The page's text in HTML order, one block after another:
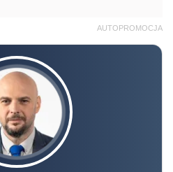
AUTOPROMOCJA